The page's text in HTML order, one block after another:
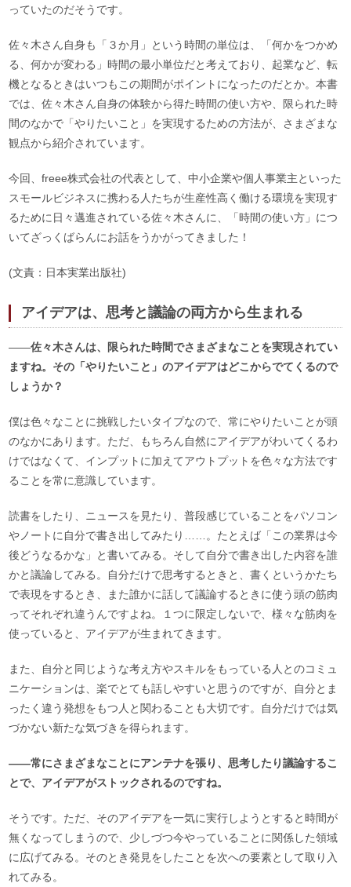
っていたのだそうです。
佐々木さん自身も「３か月」という時間の単位は、「何かをつかめ
る、何かが変わる」時間の最小単位だと考えており、起業など、転
機となるときはいつもこの期間がポイントになったのだとか。本書
では、佐々木さん自身の体験から得た時間の使い方や、限られた時
間のなかで「やりたいこと」を実現するための方法が、さまざまな
観点から紹介されています。
今回、freee株式会社の代表として、中小企業や個人事業主といった
スモールビジネスに携わる人たちが生産性高く働ける環境を実現す
るために日々邁進されている佐々木さんに、「時間の使い方」につ
いてざっくばらんにお話をうかがってきました！
(文責：日本実業出版社)
アイデアは、思考と議論の両方から生まれる
――佐々木さんは、限られた時間でさまざまなことを実現されてい
ますね。その「やりたいこと」のアイデアはどこからでてくるので
しょうか？
僕は色々なことに挑戦したいタイプなので、常にやりたいことが頭
のなかにあります。ただ、もちろん自然にアイデアがわいてくるわ
けではなくて、インプットに加えてアウトプットを色々な方法です
ることを常に意識しています。
読書をしたり、ニュースを見たり、普段感じていることをパソコン
やノートに自分で書き出してみたり……。たとえば「この業界は今
後どうなるかな」と書いてみる。そして自分で書き出した内容を誰
かと議論してみる。自分だけで思考するときと、書くというかたち
で表現をするとき、また誰かに話して議論するときに使う頭の筋肉
ってそれぞれ違うんですよね。１つに限定しないで、様々な筋肉を
使っていると、アイデアが生まれてきます。
また、自分と同じような考え方やスキルをもっている人とのコミュ
ニケーションは、楽でとても話しやすいと思うのですが、自分とま
ったく違う発想をもつ人と関わることも大切です。自分だけでは気
づかない新たな気づきを得られます。
――常にさまざまなことにアンテナを張り、思考したり議論するこ
とで、アイデアがストックされるのですね。
そうです。ただ、そのアイデアを一気に実行しようとすると時間が
無くなってしまうので、少しづつ今やっていることに関係した領域
に広げてみる。そのとき発見をしたことを次への要素として取り入
れてみる。